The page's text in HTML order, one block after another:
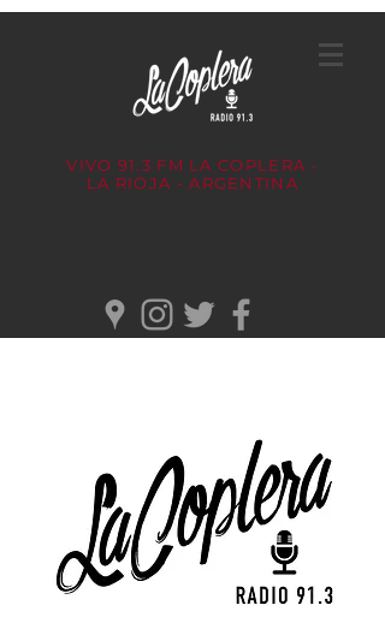
VIVO 91.3 FM LA COPLERA -
LA RIOJA - ARGENTINA